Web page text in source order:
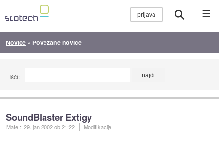
☰
Novice » Povezane novice
Išči:
SoundBlaster Extigy
Mate ::29. jan 2002ob 21:22 Modifikacije